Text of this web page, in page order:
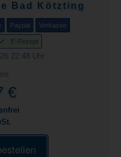
Bad Kötzting
Paypal Vorkasse
E-Rezept
22:48 Uhr
€